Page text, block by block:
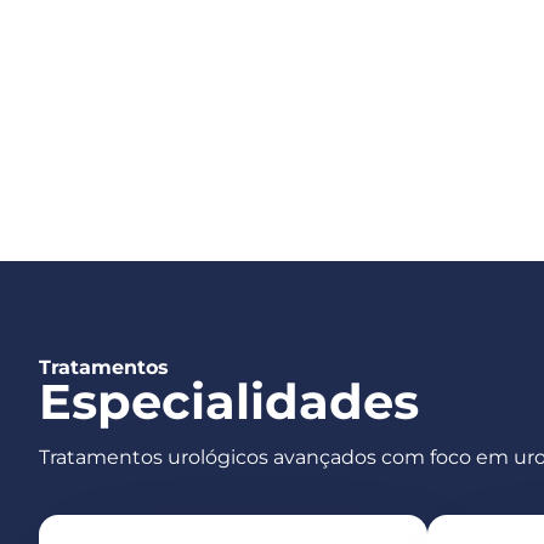
Tratamentos
Especialidades
Tratamentos urológicos avançados com foco em